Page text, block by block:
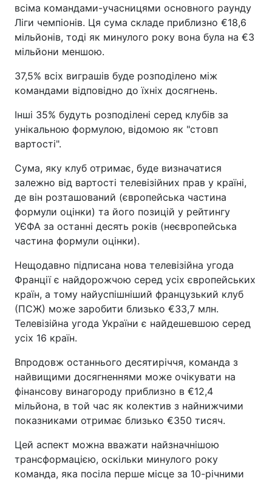
всіма командами-учасницями основного раунду
Ліги чемпіонів. Ця сума складе приблизно €18,6
мільйонів, тоді як минулого року вона була на €3
мільйони меншою.
37,5% всіх виграшів буде розподілено між
командами відповідно до їхніх досягнень.
Інші 35% будуть розподілені серед клубів за
унікальною формулою, відомою як "стовп
вартості".
Сума, яку клуб отримає, буде визначатися
залежно від вартості телевізійних прав у країні,
де він розташований (європейська частина
формули оцінки) та його позицій у рейтингу
УЄФА за останні десять років (неєвропейська
частина формули оцінки).
Нещодавно підписана нова телевізійна угода
Франції є найдорожчою серед усіх європейських
країн, а тому найуспішніший французький клуб
(ПСЖ) може заробити близько €33,7 млн.
Телевізійна угода України є найдешевшою серед
усіх 16 країн.
Впродовж останнього десятиріччя, команда з
найвищими досягненнями може очікувати на
фінансову винагороду приблизно в €12,4
мільйона, в той час як колектив з найнижчими
показниками отримає близько €350 тисяч.
Цей аспект можна вважати найзначнішою
трансформацією, оскільки минулого року
команда, яка посіла перше місце за 10-річними